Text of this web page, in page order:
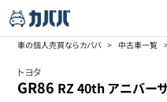
車の個人売買ならカババ > 中古車一覧
トヨタ
GR86 RZ 40th アニバー